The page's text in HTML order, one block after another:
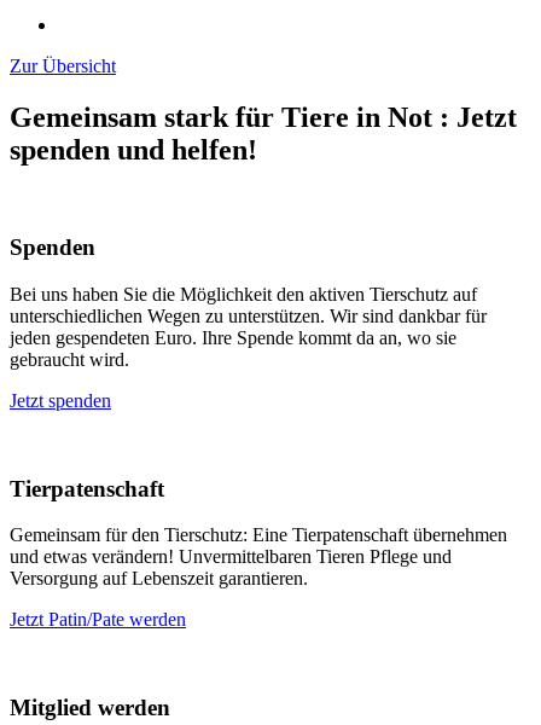
Zur Übersicht
Gemeinsam stark für Tiere in Not : Jetzt
spenden und helfen!
Spenden
Bei uns haben Sie die Möglichkeit den aktiven Tierschutz auf
unterschiedlichen Wegen zu unterstützen. Wir sind dankbar für
jeden gespendeten Euro. Ihre Spende kommt da an, wo sie
gebraucht wird.
Jetzt spenden
Tierpatenschaft
Gemeinsam für den Tierschutz: Eine Tierpatenschaft übernehmen
und etwas verändern! Unvermittelbaren Tieren Pflege und
Versorgung auf Lebenszeit garantieren.
Jetzt Patin/Pate werden
Mitglied werden